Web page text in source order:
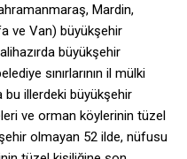
Mardin,
ve Van) büyükşehir
büyükşehir
sınırlarının il mülki
bu illerdeki büyükşehir
ve orman köylerinin tüzel
olmayan 52 ilde, nüfusu